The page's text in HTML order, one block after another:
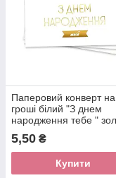
Паперовий конверт на
гроші білий "З днем
народження тебе "
тиснення 1шт.
5,50 ₴
Купити